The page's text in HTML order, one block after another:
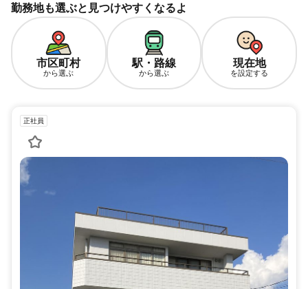
勤務地も選ぶと見つけやすくなるよ
市区町村
から選ぶ
駅・路線
から選ぶ
現在地
を設定する
正社員